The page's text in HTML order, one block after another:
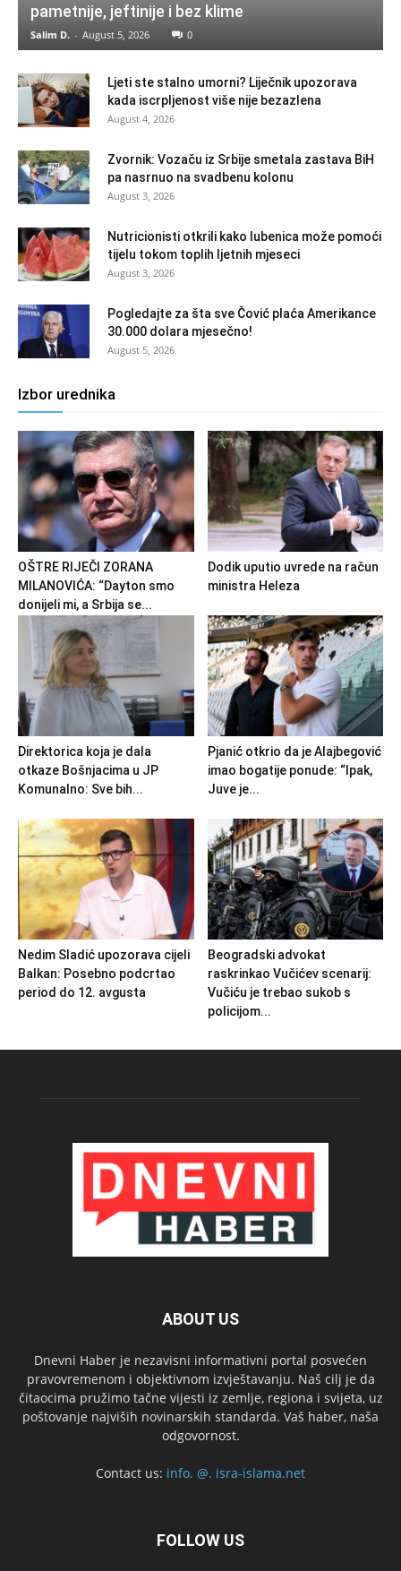
pametnije, jeftinije i bez klime
Salim D. - August 5, 2026 0
Ljeti ste stalno umorni? Liječnik upozorava
kada iscrpljenost više nije bezazlena
August 4, 2026
Zvornik: Vozaču iz Srbije smetala zastava BiH
pa nasrnuo na svadbenu kolonu
August 3, 2026
Nutricionisti otkrili kako lubenica može pomoći
tijelu tokom toplih ljetnih mjeseci
August 3, 2026
Pogledajte za šta sve Čović plaća Amerikance
30.000 dolara mjesečno!
August 5, 2026
Izbor urednika
OŠTRE RIJEČI ZORANA
MILANOVIĆA: “Dayton smo
donijeli mi, a Srbija se...
Dodik uputio uvrede na račun
ministra Heleza
Direktorica koja je dala
otkaze Bošnjacima u JP
Komunalno: Sve bih...
Pjanić otkrio da je Alajbegović
imao bogatije ponude: “Ipak,
Juve je...
Nedim Sladić upozorava cijeli
Balkan: Posebno podcrtao
period do 12. avgusta
Beogradski advokat
raskrinkao Vučićev scenarij:
Vučiću je trebao sukob s
policijom...
ABOUT US
Dnevni Haber je nezavisni informativni portal posvećen
pravovremenom i objektivnom izvještavanju. Naš cilj je da
čitaocima pružimo tačne vijesti iz zemlje, regiona i svijeta, uz
poštovanje najviših novinarskih standarda. Vaš haber, naša
odgovornost.
Contact us: info. @. isra-islama.net
FOLLOW US